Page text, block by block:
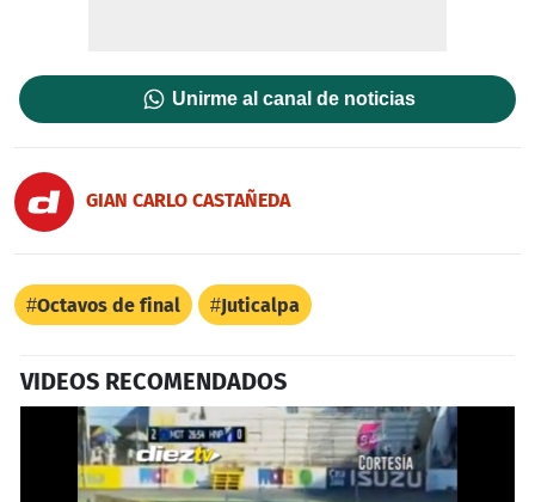
Unirme al canal de noticias
GIAN CARLO CASTAÑEDA
Octavos de final Juticalpa
VIDEOS RECOMENDADOS